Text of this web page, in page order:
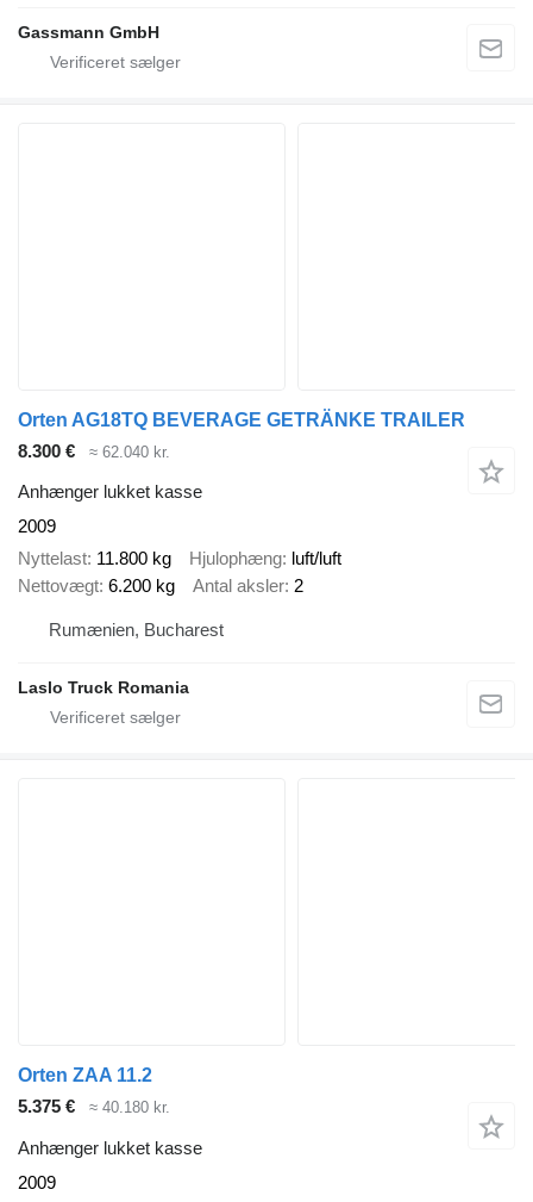
Gassmann GmbH
Orten AG18TQ BEVERAGE GETRÄNKE TRAILER
8.300 €
≈ 62.040 kr.
Anhænger lukket kasse
2009
Nyttelast 11.800 kg Hjulophæng luft/luft
Nettovægt 6.200 kg Antal aksler 2
Rumænien, Bucharest
Laslo Truck Romania
Orten ZAA 11.2
5.375 €
≈ 40.180 kr.
Anhænger lukket kasse
2009